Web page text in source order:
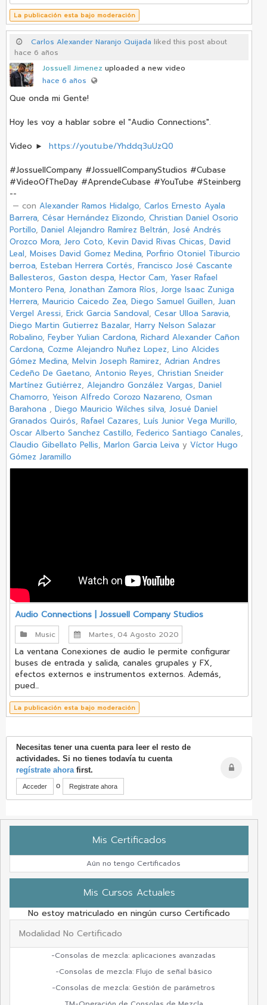
La publicación esta bajo moderación
Carlos Alexander Naranjo Quijada liked this post about
hace 6 años
Jossuell Jimenez uploaded a new video
hace 6 años
Que onda mi Gente!
Hoy les voy a hablar sobre el "Audio Connections".
Video ► https://youtu.be/Yhddq3uUzQ0
#JossuellCompany #JossuellCompanyStudios #Cubase
#VideoOfTheDay #AprendeCubase #YouTube #Steinberg
--
‏ — con Alexander Ramos Hidalgo, Carlos Ernesto Ayala
Barrera, César Hernández Elizondo, Christian Daniel Osorio
Portillo, Daniel Alejandro Ramírez Beltrán, José Andrés
Orozco Mora, Jero Coto, Kevin David Rivas Chicas, David
Leal, Moises David Gomez Medina, Porfirio Otoniel Tiburcio
berroa, Esteban Herrera Cortés, Francisco José Cascante
Ballesteros, Gaston despa, Hector Cam, Yaser Rafael
Montero Pena, Jonathan Zamora Ríos, Jorge Isaac Zuniga
Herrera, Mauricio Caicedo Zea, Diego Samuel Guillen, Juan
Vergel Aressi, Erick Garcia Sandoval, Cesar Ulloa Saravia,
Diego Martin Gutierrez Bazalar, Harry Nelson Salazar
Robalino, Feyber Yulian Cardona, Richard Alexander Cañon
Cardona, Cozme Alejandro Nuñez Lopez, Lino Alcides
Gómez Medina, Melvin Joseph Ramirez, Adrian Andres
Cedeño De Gaetano, Antonio Reyes, Christian Sneider
Martínez Gutiérrez, Alejandro González Vargas, Daniel
Chamorro, Yeison Alfredo Corozo Nazareno, Osman
Barahona , Diego Mauricio Wilches silva, Josué Daniel
Granados Quirós, Rafael Cazares, Luís Junior Vega Murillo,
Oscar Alberto Sanchez Castillo, Federico Santiago Canales,
Claudio Gibellato Pellis, Marlon Garcia Leiva y Víctor Hugo
Gómez Jaramillo
Audio Connections | Jossuell Company Studios
Music Martes, 04 Agosto 2020
La ventana Conexiones de audio le permite configurar
buses de entrada y salida, canales grupales y FX,
efectos externos e instrumentos externos. Además,
pued...
La publicación esta bajo moderación
Necesitas tener una cuenta para leer el resto de
actividades. Si no tienes todavía tu cuenta
regístrate ahora first.
Acceder o Registrate ahora
Mis Certificados
Aún no tengo Certificados
Mis Cursos Actuales
No estoy matriculado en ningún curso Certificado
Modalidad No Certificado
-Consolas de mezcla: aplicaciones avanzadas
-Consolas de mezcla: Flujo de señal básico
-Consolas de mezcla: Gestión de parámetros